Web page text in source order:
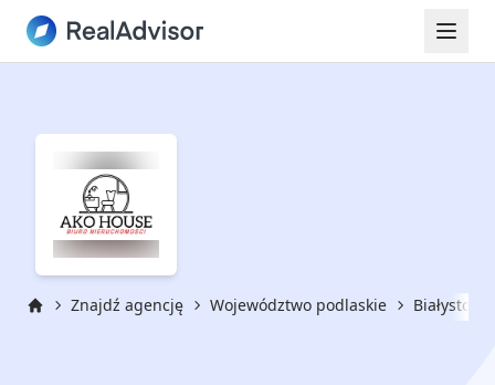
Znajdź agencję Województwo podlaskie Białystok